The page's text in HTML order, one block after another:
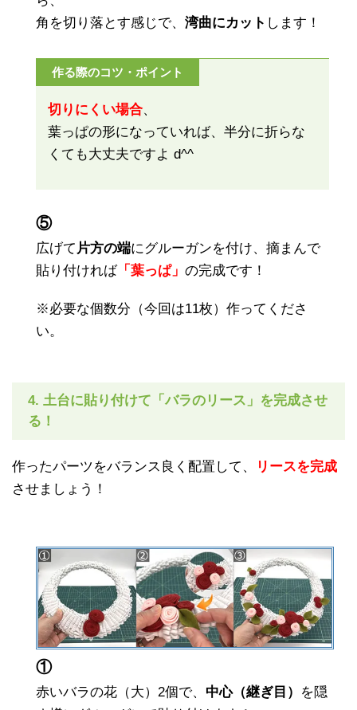
角を切り落とす感じで、 湾曲にカット します！
作る際のコツ・ポイント
切りにくい場合、
葉っぱの形になっていれば、半分に折らな
くても大丈夫ですよ d^^
⑤
広げて 片方の端にグルーガンを付け、摘まんで
貼り付ければ「葉っぱ」 の完成です！
※必要な個数分（今回は11枚）作ってくださ
い。
4. 土台に貼り付けて「バラのリース」を完成させ
る！
作ったパーツをバランス良く配置して、
リースを完成
させましょう！
①
赤いバラの花（大）2個で、 中心（継ぎ目）
を隠